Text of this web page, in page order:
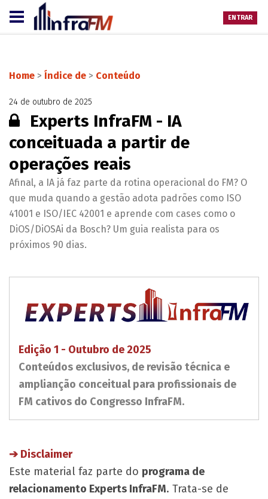
ENTRAR
Home > Índice de > Conteúdo
24 de outubro de 2025
Conteúdo restrito:
Experts InfraFM - IA
conceituada a partir de
operações reais
Afinal, a IA já faz parte da rotina operacional do FM? O
que muda quando a gestão adota padrões como ISO
41001 e ISO/IEC 42001 e aprende com cases como o
DiOS/DiOSAi da Bosch? Um guia realista para os
próximos 90 dias.
Edição 1 - Outubro de 2025
Conteúdos exclusivos, de revisão técnica e
amplianção conceitual para profissionais de
FM cativos do Congresso InfraFM.
​➔ Disclaimer
Este material faz parte do programa de
relacionamento Experts InfraFM. Trata-se de